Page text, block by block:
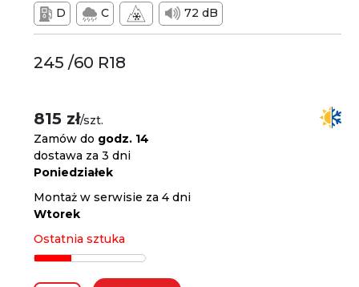
D C 72 dB
245 /60 R18
815 zł/szt.
Zamów do godz. 14
dostawa za 3 dni
Poniedziałek
Montaż w serwisie za 4 dni
Wtorek
Ostatnia sztuka